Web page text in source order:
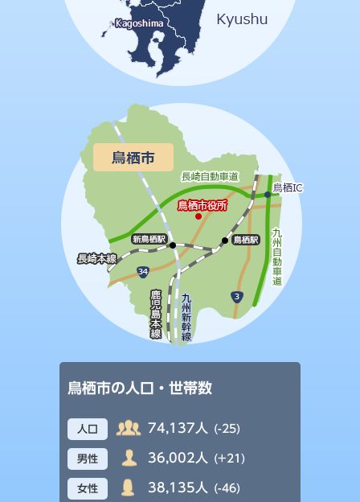
鳥栖市の人口・世帯数
人口 74,137人 (-25)
男性 36,002人 (+21)
女性 38,135人 (-46)